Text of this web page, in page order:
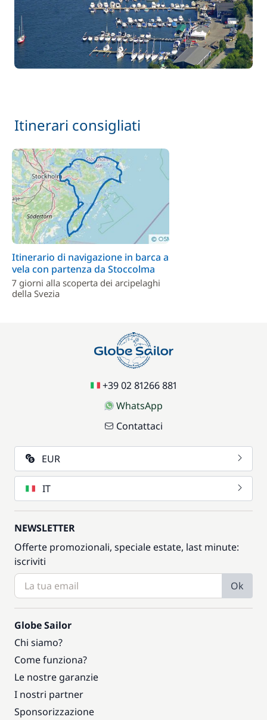
Itinerari consigliati
Itinerario di navigazione in barca a
vela con partenza da Stoccolma
7 giorni alla scoperta dei arcipelaghi
della Svezia
+39 02 81266 881
WhatsApp
Contattaci
EUR
IT
NEWSLETTER
Offerte promozionali, speciale estate, last minute:
iscriviti
Ok
Globe Sailor
Chi siamo?
Come funziona?
Le nostre garanzie
I nostri partner
Sponsorizzazione